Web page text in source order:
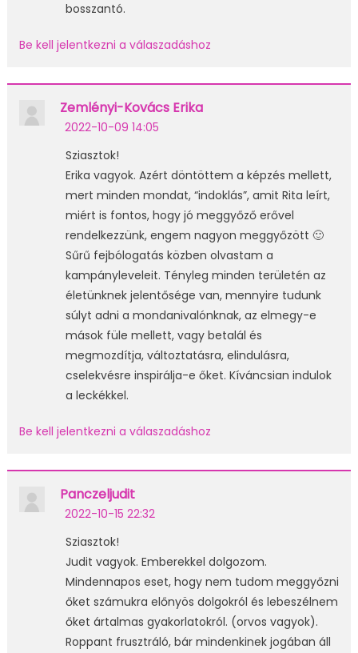
bosszantó.
Be kell jelentkezni a válaszadáshoz
Zemlényi-Kovács Erika
2022-10-09 14:05
Sziasztok!
Erika vagyok. Azért döntöttem a képzés mellett,
mert minden mondat, “indoklás”, amit Rita leírt,
miért is fontos, hogy jó meggyőző erővel
rendelkezzünk, engem nagyon meggyőzött 🙂
Sűrű fejbólogatás közben olvastam a
kampányleveleit. Tényleg minden területén az
életünknek jelentősége van, mennyire tudunk
súlyt adni a mondanivalónknak, az elmegy-e
mások füle mellett, vagy betalál és
megmozdítja, változtatásra, elindulásra,
cselekvésre inspirálja-e őket. Kíváncsian indulok
a leckékkel.
Be kell jelentkezni a válaszadáshoz
Panczeljudit
2022-10-15 22:32
Sziasztok!
Judit vagyok. Emberekkel dolgozom.
Mindennapos eset, hogy nem tudom meggyőzni
őket számukra előnyös dolgokról és lebeszélnem
őket ártalmas gyakorlatokról. (orvos vagyok).
Roppant frusztráló, bár mindenkinek jogában áll